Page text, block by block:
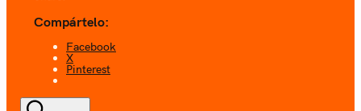
Compártelo:
Facebook
X
Pinterest